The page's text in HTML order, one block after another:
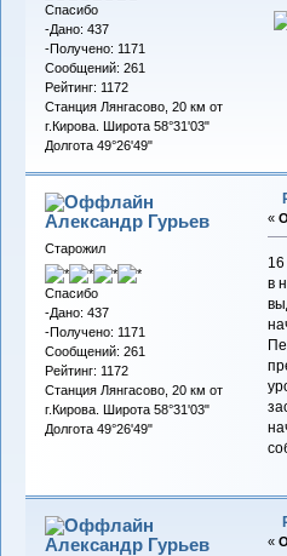
Спасибо
-Дано: 437
-Получено: 1171
Сообщений: 261
Рейтинг: 1172
Станция Лянгасово, 20 км от
г.Кирова. Широта 58°31'03"
Долгота 49°26'49"
Александр Гурьев
Старожил
Спасибо
-Дано: 437
-Получено: 1171
Сообщений: 261
Рейтинг: 1172
Станция Лянгасово, 20 км от
г.Кирова. Широта 58°31'03"
Долгота 49°26'49"
«
в
Александр Гурьев «